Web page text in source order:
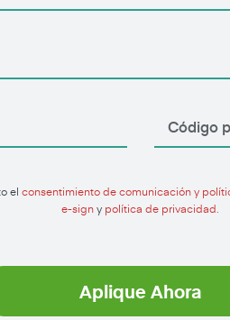
el consentimiento de comunicación y
e-signy política de privacidad.
Aplique Ahora